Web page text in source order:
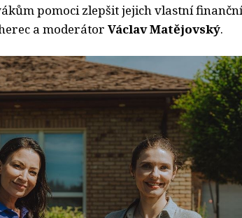
pomoci zlepšit jejich vlastní
a moderátor Václav Matějovský.